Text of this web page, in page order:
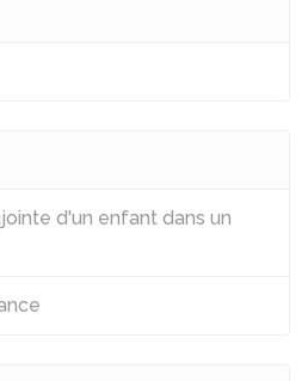
d'un enfant dans un